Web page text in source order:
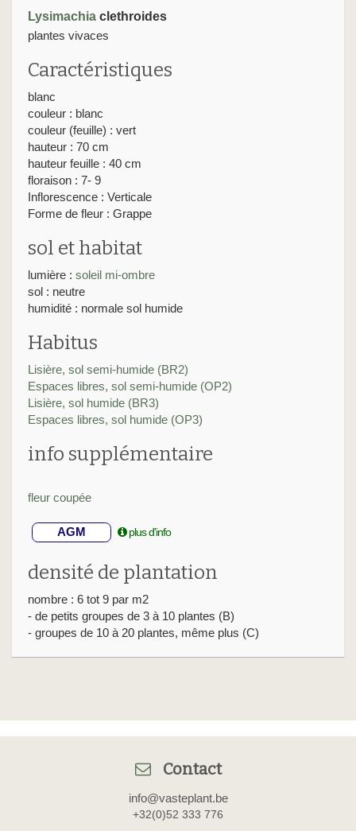
Lysimachia clethroides
plantes vivaces
Caractéristiques
blanc
couleur : blanc
couleur (feuille) : vert
hauteur : 70 cm
hauteur feuille : 40 cm
floraison : 7- 9
Inflorescence : Verticale
Forme de fleur : Grappe
sol et habitat
lumière : soleil mi-ombre
sol : neutre
humidité : normale sol humide
Habitus
Lisière, sol semi-humide (BR2)
Espaces libres, sol semi-humide (OP2)
Lisière, sol humide (BR3)
Espaces libres, sol humide (OP3)
info supplémentaire
fleur coupée
AGM plus d'info
densité de plantation
nombre : 6 tot 9 par m2
- de petits groupes de 3 à 10 plantes (B)
- groupes de 10 à 20 plantes, même plus (C)
Contact
info@vasteplant.be
+32(0)52 333 776